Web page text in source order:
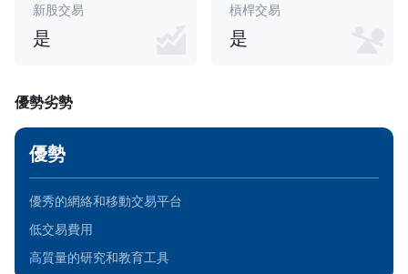
新股交易
是
槓桿交易
是
優勢劣勢
優勢
優秀的網絡和移動交易平台
低交易費用
高質量的研究和教育工具